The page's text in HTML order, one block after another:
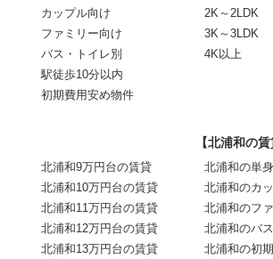
カップル向け
ファミリー向け
バス・トイレ別
駅徒歩10分以内
初期費用安め物件
2K～2LDK
3K～3LDK
4K以上
北浦和9万円台の賃貸
北浦和10万円台の賃貸
北浦和11万円台の賃貸
北浦和12万円台の賃貸
北浦和13万円台の賃貸
【北浦和の
北浦和の単
北浦和のカ
北浦和のフ
北浦和のバ
北浦和の初